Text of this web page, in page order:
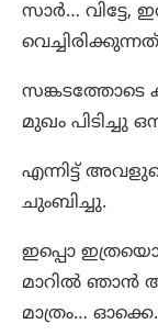
സാർ… വിട്ടേ,
മുഖം പിടിച്ചു
എന്നിട്ട്
ചുംബിച്ചു.
ഇപ്പൊ
മാറിൽ ഞാൻ
മാത്രം…